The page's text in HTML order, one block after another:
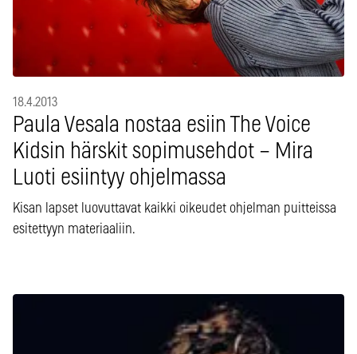
18.4.2013
Paula Vesala nostaa esiin The Voice
Kidsin härskit sopimusehdot – Mira
Luoti esiintyy ohjelmassa
Kisan lapset luovuttavat kaikki oikeudet ohjelman puitteissa
esitettyyn materiaaliin.